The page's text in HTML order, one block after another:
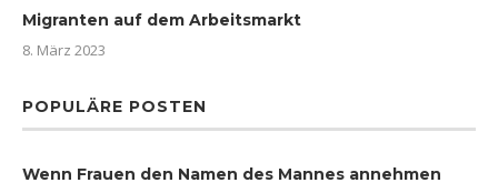
Migranten auf dem Arbeitsmarkt
8. März 2023
POPULÄRE POSTEN
Wenn Frauen den Namen des Mannes annehmen